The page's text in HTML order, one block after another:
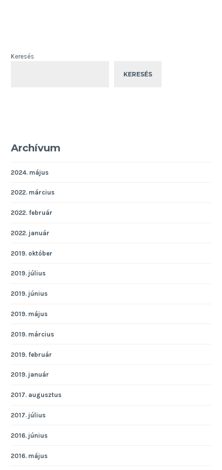
Keresés
KERESÉS
Archívum
2024. május
2022. március
2022. február
2022. január
2019. október
2019. július
2019. június
2019. május
2019. március
2019. február
2019. január
2017. augusztus
2017. július
2016. június
2016. május